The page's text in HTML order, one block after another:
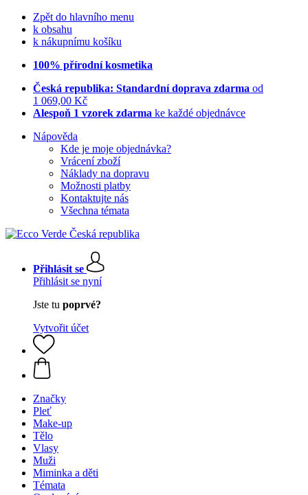
Zpět do hlavního menu
k obsahu
k nákupnímu košíku
100% přírodní kosmetika
Česká republika: Standardní doprava zdarma od
1 069,00 Kč
Alespoň 1 vzorek zdarma ke každé objednávce
Nápověda
Kde je moje objednávka?
Vrácení zboží
Náklady na dopravu
Možnosti platby
Kontaktujte nás
Všechna témata
Přihlásit se
Přihlásit se nyní
Jste tu poprvé?
Vytvořit účet
Značky
Pleť
Make-up
Tělo
Vlasy
Muži
Miminka a děti
Témata